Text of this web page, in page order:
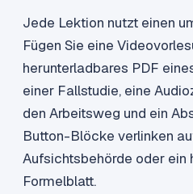
Jede Lektion nutzt einen
Fügen Sie eine
herunterladbares PDF
einer Fallstudie, eine
den Arbeitsweg und ein
Button-Blöcke verlinken
Aufsichtsbehörde oder ein
Formelblatt.